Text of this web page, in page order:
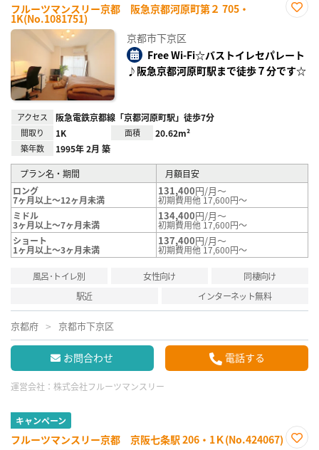
フルーツマンスリー京都 阪急京都河原町第２ 705・
1K(No.1081751)
録
京都市下京区
Free Wi-Fi☆バストイレセパレート
♪阪急京都河原町駅まで徒歩７分です☆
アクセス 阪急電鉄京都線「京都河原町駅」徒歩7分
間取り 1K 面積 20.62m²
築年数 1995年 2月 築
プラン名・期間
月額目安
ロング
7ヶ月以上～12ヶ月未満
131,400円/月～
初期費用他 17,600円～
ミドル
3ヶ月以上～7ヶ月未満
134,400円/月～
初期費用他 17,600円～
ショート
1ヶ月以上～3ヶ月未満
137,400円/月～
初期費用他 17,600円～
風呂･トイレ別 女性向け
同棲向け
駅近
インターネット無料
京都府 京都市下京区
お問合わせ 電話する
運営会社： 株式会社フルーツマンスリー
キャンペーン
フルーツマンスリー京都 京阪七条駅 206・1Ｋ(No.424067)